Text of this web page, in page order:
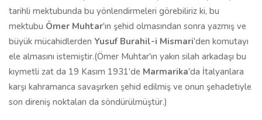
tarihli mektubunda bu yönlendirmeleri görebiliriz ki, bu
mektubu Ömer Muhtar'ın şehid olmasından sonra yazmış ve
büyük mücahidlerden Yusuf Burahil-i Mismari'den komutayı
ele almasını istemiştir.(Ömer Muhtar'ın yakın silah arkadaşı bu
kıymetli zat da 19 Kasım 1931'de Marmarika'da İtalyanlara
karşı kahramanca savaşırken şehid edilmiş ve onun şehadetiyle
son direniş noktaları da söndürülmüştür.)